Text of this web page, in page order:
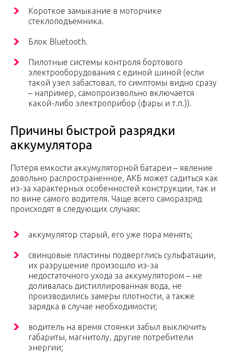
Короткое замыкание в моторчике
стеклоподъемника.
Блок Bluetooth.
Пилотные системы контроля бортового
электрооборудования с единой шиной (если
такой узел забастовал, то симптомы видно сразу
– например, самопроизвольно включается
какой-либо электроприбор (фары и т.п.)).
Причины быстрой разрядки
аккумулятора
Потеря емкости аккумуляторной батареи – явление
довольно распространенное, АКБ может садиться как
из-за характерных особенностей конструкции, так и
по вине самого водителя. Чаще всего саморазряд
происходят в следующих случаях:
аккумулятор старый, его уже пора менять;
свинцовые пластины подверглись сульфатации,
их разрушение произошло из-за
недостаточного ухода за аккумулятором – не
доливалась дистиллированная вода, не
производились замеры плотности, а также
зарядка в случае необходимости;
водитель на время стоянки забыл выключить
габариты, магнитолу, другие потребители
энергии;